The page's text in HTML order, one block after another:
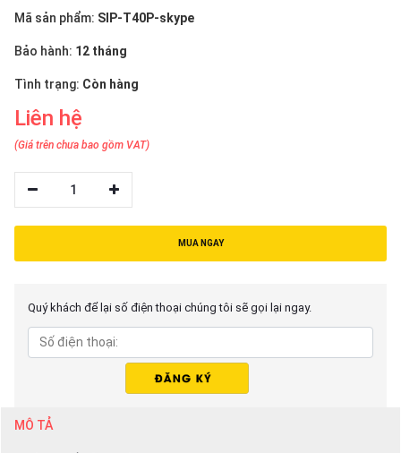
Mã sản phẩm: SIP-T40P-skype
Bảo hành: 12 tháng
Tình trạng: Còn hàng
Liên hệ
(Giá trên chưa bao gồm VAT)
1
MUA NGAY
Quý khách để lại số điện thoại chúng tôi sẽ gọi lại ngay.
MÔ TẢ
Giới
NGÔN
NGỮ
Tiếng
English